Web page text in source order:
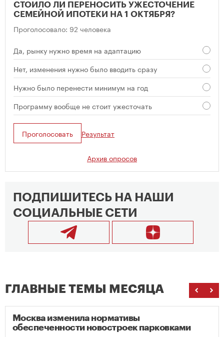
СТОИЛО ЛИ ПЕРЕНОСИТЬ УЖЕСТОЧЕНИЕ
СЕМЕЙНОЙ ИПОТЕКИ НА 1 ОКТЯБРЯ?
Проголосовало: 92 человека
Да, рынку нужно время на адаптацию
Нет, изменения нужно было вводить сразу
Нужно было перенести минимум на год
Программу вообще не стоит ужесточать
Проголосовать Результат
Архив опросов
ПОДПИШИТЕСЬ НА НАШИ
СОЦИАЛЬНЫЕ СЕТИ
ГЛАВНЫЕ ТЕМЫ МЕСЯЦА
Москва изменила нормативы
обеспеченности новостроек парковками